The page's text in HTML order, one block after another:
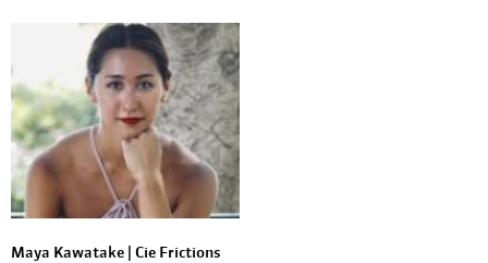
Maya Kawatake | Cie Frictions